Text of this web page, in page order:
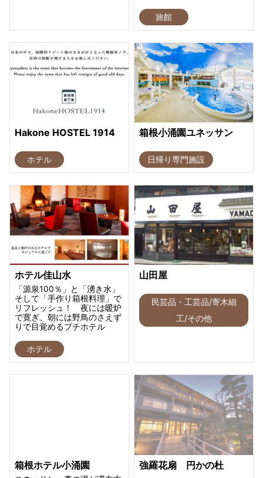
旅館
Hakone HOSTEL 1914
ホテル
箱根小涌園ユネッサン
日帰り専門施設
ホテル佳山水
「源泉100％」と「湧き水」
そして「手作り箱根料理」で
リフレッシュ！ 夜には暖炉
で寛ぎ、朝には野鳥のさえず
りで目覚めるプチホテル
ホテル
山田屋
民芸品・工芸品/寄木細
工/その他
箱根ホテル小涌園 強羅花扇 円かの杜